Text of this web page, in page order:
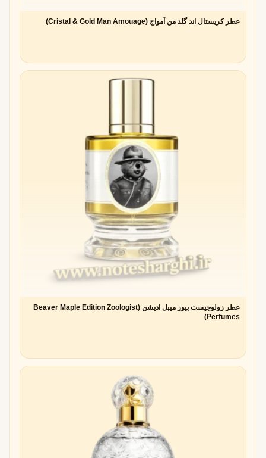
عطر کریستال اند گلد من آمواج (Cristal & Gold Man Amouage)
عطر زولوجیست بیور میپل ادیشن (Beaver Maple Edition Zoologist
Perfumes)